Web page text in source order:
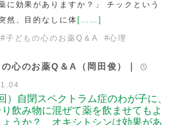
効果がありますか？」 チックという
然、目的なしに体 [……]
#子どもの心のお薬Q＆A #心理
の心のお薬Q＆A（岡田俊）｜
）自閉スペクトラム症のわが子に、
り飲み物に混ぜて薬を飲ませてもよ
ょうか？ オキシトシンは効果があ